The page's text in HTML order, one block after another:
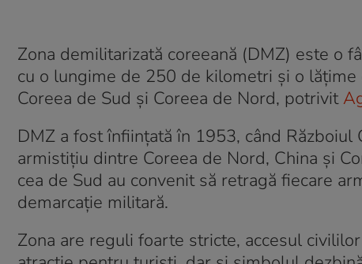
Zona demilitarizată coreeană (DMZ) este o
cu o lungime de 250 de kilometri şi o
Coreea de Sud şi Coreea de Nord, potrivit
DMZ a fost înfiinţată în 1953, când
armistiţiu dintre Coreea de Nord, China şi
cea de Sud au convenit să retragă fiecare
demarcaţie militară.
Zona are reguli foarte stricte, accesul